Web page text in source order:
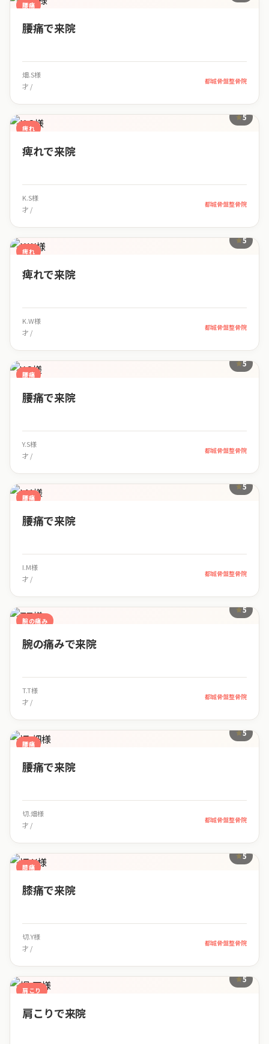
腰痛
腰痛で来院
畑.S様
才 /
都城骨盤整骨院
痺れ
5
痺れで来院
K.S様
才 /
都城骨盤整骨院
痺れ
5
痺れで来院
K.W様
才 /
都城骨盤整骨院
腰痛
5
腰痛で来院
Y.S様
才 /
都城骨盤整骨院
腰痛
5
腰痛で来院
I.M様
才 /
都城骨盤整骨院
腕の痛み
5
腕の痛みで来院
T.T様
才 /
都城骨盤整骨院
腰痛
5
腰痛で来院
切.畑様
才 /
都城骨盤整骨院
膝痛
5
膝痛で来院
切.Y様
才 /
都城骨盤整骨院
肩こり
5
肩こりで来院